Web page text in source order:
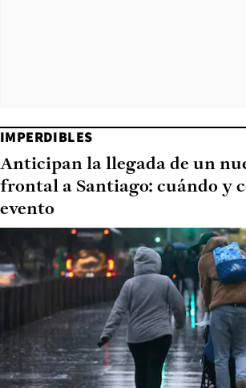
IMPERDIBLES
Anticipan la llegada de un
frontal a Santiago: cuándo y
evento